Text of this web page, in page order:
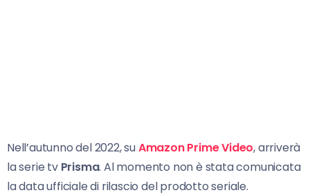
Nell’autunno del 2022, suAmazon Prime Video, arriverà
la serie tv Prisma. Al momento non è stata comunicata
la data ufficiale di rilascio del prodotto seriale.